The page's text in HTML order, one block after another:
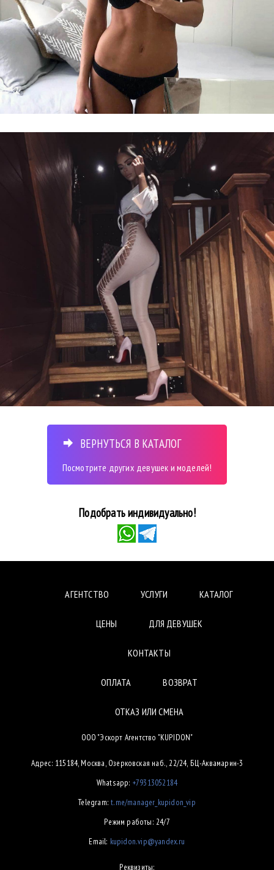
ВЕРНУТЬСЯ В КАТАЛОГ
Посмотрите других девушек и моделей!
Подобрать индивидуально!
АГЕНТСТВО УСЛУГИ КАТАЛОГ
ЦЕНЫ ДЛЯ ДЕВУШЕК
КОНТАКТЫ
ОПЛАТА ВОЗВРАТ
ОТКАЗ ИЛИ СМЕНА
ООО "Эскорт Агентство "KUPIDON"
Адрес: 115184, Москва, Озерковская наб., 22/24, БЦ-Аквамарин-3
Whatsapp: +79313052184
Telegram:t.me/manager_kupidon_vip
Режим работы: 24/7
Email: kupidon.vip@yandex.ru
Реквизиты: